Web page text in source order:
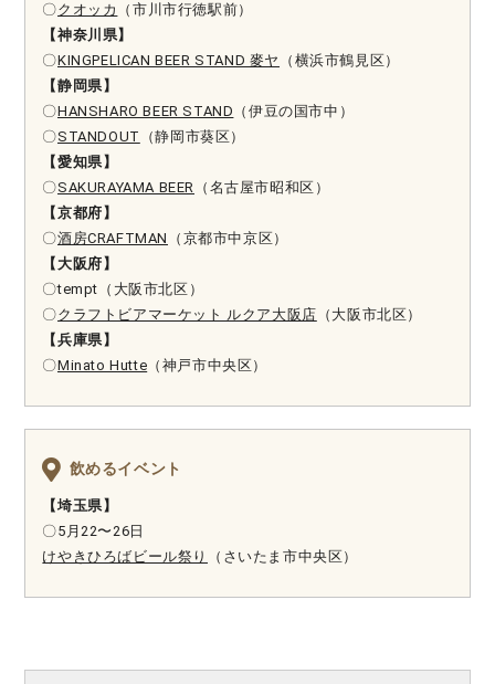
〇クオッカ
（市川市行徳駅前）
【神奈川県】
〇KINGPELICAN BEER STAND 麥ヤ
（横浜市鶴見区）
【静岡県】
〇HANSHARO BEER STAND （伊豆の国市中）
〇STANDOUT
（静岡市葵区）
【愛知県】
〇SAKURAYAMA BEER （名古屋市昭和区）
【京都府】
〇酒房CRAFTMAN
（京都市中京区）
【大阪府】
〇tempt（大阪市北区）
〇クラフトビアマーケット ルクア大阪店 （大阪市北区）
【兵庫県】
〇Minato Hutte （神戸市中央区）
飲めるイベント
【埼玉県】
〇5月22〜26日
けやきひろばビール祭り
（さいたま市中央区）